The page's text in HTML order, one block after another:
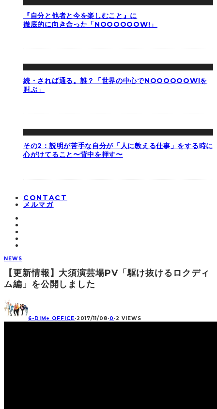
『自分と他者と今を楽しむこと』に
徹底的に向き合った「NOOOOOOW!」
続・されば通る。誰？「世界の中心でNOOOOOOW!を
叫ぶ」
その2：説明が苦手な自分が「人に教える仕事」をする時に
心がけてること〜背中を押す〜
CONTACT
メルマガ
NEWS
【更新情報】大須演芸場PV「駆け抜けるロクディ
ム編」を公開しました
6-DIM+ OFFICE·2017/11/08·0 ·2 VIEWS